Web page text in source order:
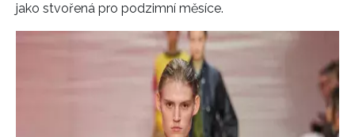
jako stvořená pro podzimní měsíce.